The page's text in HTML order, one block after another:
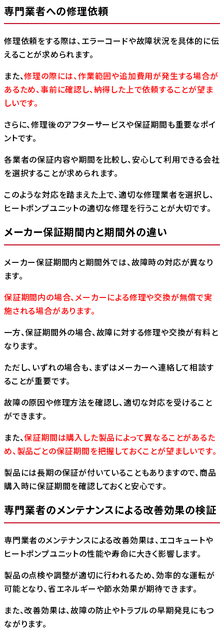
専門業者への修理依頼
修理依頼をする際は、エラーコードや故障状況を具体的に伝
えることが求められます。
また、修理の際には、作業範囲や追加費用が発生する場合が
あるため、事前に確認し、納得した上で依頼することが望ま
しいです。
さらに、修理後のアフターサービスや保証期間も重要なポイ
ントです。
各業者の保証内容や期間を比較し、安心して利用できる会社
を選択することが求められます。
このような対応を踏まえた上で、適切な修理業者を選択し、
ヒートポンプユニットの適切な修理を行うことが大切です。
メーカー保証期間内と期間外の違い
メーカー保証期間内と期間外では、故障時の対応が異なり
ます。
保証期間内の場合、メーカーによる修理や交換が無償で実
施される場合があります。
一方、保証期間外の場合、故障に対する修理や交換が有料と
なります。
ただし、いずれの場合も、まずはメーカーへ連絡して相談す
ることが重要です。
故障の原因や修理方法を確認し、適切な対応を受けること
ができます。
また、保証期間は購入した製品によって異なることがあるた
め、製品ごとの保証期間を把握しておくことが望ましいです。
製品には長期の保証が付いていることもありますので、商品
購入時に保証期間を確認しておくと安心です。
専門業者のメンテナンスによる改善効果の検証
専門業者のメンテナンスによる改善効果は、エコキュートや
ヒートポンプユニットの性能や寿命に大きく影響します。
製品の点検や調整が適切に行われるため、効率的な運転が
可能となり、省エネルギーや節水効果が期待できます。
また、改善効果は、故障の防止やトラブルの早期発見にもつ
ながります。